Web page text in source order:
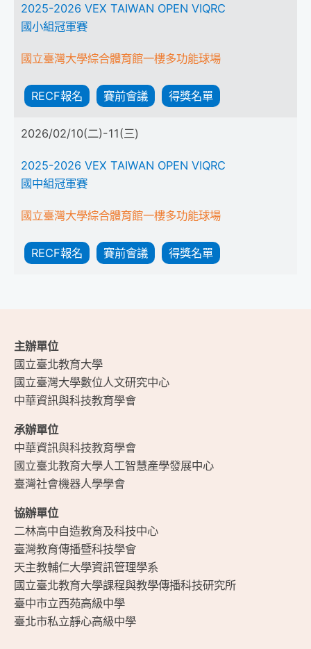
2025-2026 VEX TAIWAN OPEN VIQRC
國小組冠軍賽
國立臺灣大學綜合體育館一樓多功能球場
RECF報名 賽前會議 得獎名單
2026/02/10(二)-11(三)
2025-2026 VEX TAIWAN OPEN VIQRC
國中組冠軍賽
國立臺灣大學綜合體育館一樓多功能球場
RECF報名 賽前會議 得獎名單
主辦單位
國立臺北教育大學
國立臺灣大學數位人文研究中心
中華資訊與科技教育學會
承辦單位
中華資訊與科技教育學會
國立臺北教育大學人工智慧產學發展中心
臺灣社會機器人學學會
協辦單位
二林高中自造教育及科技中心
臺灣教育傳播暨科技學會
天主教輔仁大學資訊管理學系
國立臺北教育大學課程與教學傳播科技研究所
臺中市立西苑高級中學
臺北市私立靜心高級中學